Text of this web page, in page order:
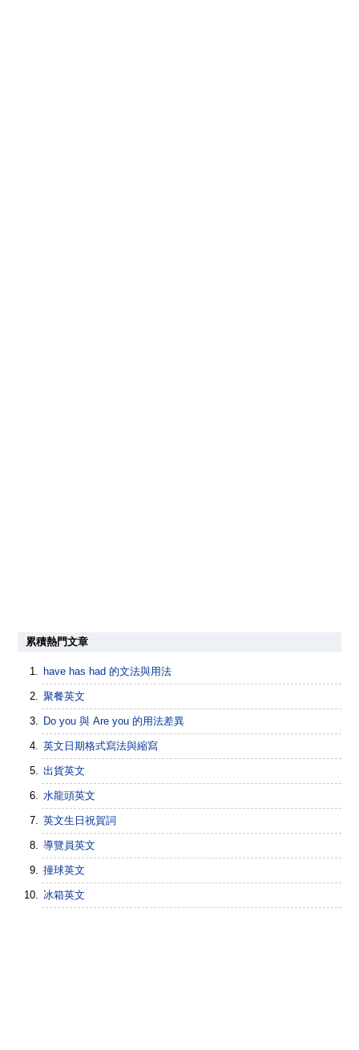
累積熱門文章
have has had 的文法與用法
聚餐英文
Do you 與 Are you 的用法差異
英文日期格式寫法與縮寫
出貨英文
水龍頭英文
英文生日祝賀詞
導覽員英文
撞球英文
冰箱英文